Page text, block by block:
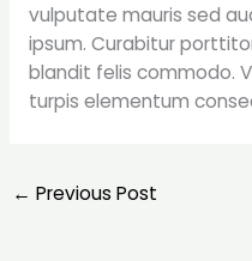
vulputate mauris sed
ipsum. Curabitur
blandit felis commodo.
turpis elementum
← Previous Post